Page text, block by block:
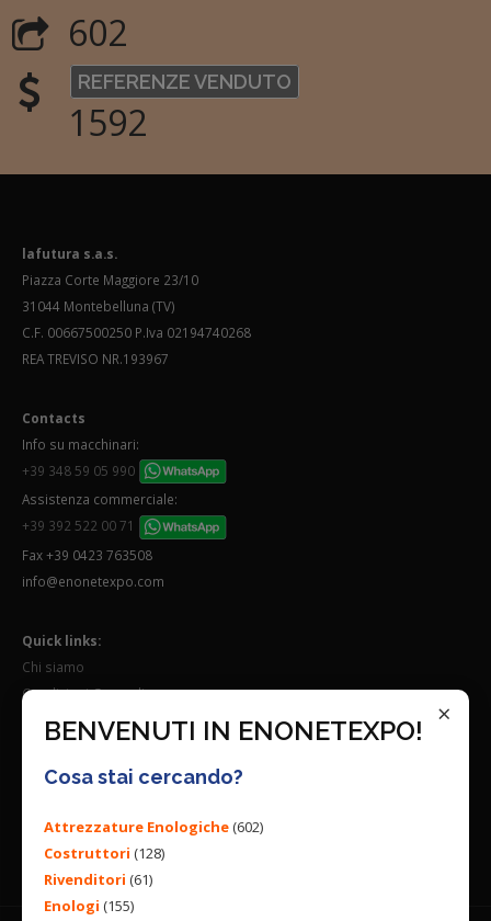
×
BENVENUTI IN ENONETEXPO!
Cosa stai cercando?
Attrezzature Enologiche(602)
Costruttori (128)
Rivenditori (61)
Enologi (155)
602
REFERENZE VENDUTO
1592
lafutura s.a.s.
Piazza Corte Maggiore 23/10
31044 Montebelluna (TV)
C.F. 00667500250 P.Iva 02194740268
REA TREVISO NR.193967
Contacts
Info su macchinari:
+39 348 59 05 990
Assistenza commerciale:
+39 392 522 00 71
Fax +39 0423 763508
info@enonetexpo.com
Quick links:
Chi siamo
Condizioni Generali
Lavora con noi
Seguici su: